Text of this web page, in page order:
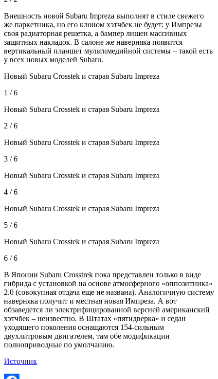
Внешность новой Subaru Impreza выполнят в стиле свежего
же паркетника, но его клоном хэтчбек не будет: у Импрезы
своя радиаторная решетка, а бампер лишен массивных
защитных накладок. В салоне же наверняка появится
вертикальный планшет мультимедийной системы – такой есть
у всех новых моделей Subaru.
Новый Subaru Crosstek и старая Subaru Impreza
1 / 6
Новый Subaru Crosstek и старая Subaru Impreza
2 / 6
Новый Subaru Crosstek и старая Subaru Impreza
3 / 6
Новый Subaru Crosstek и старая Subaru Impreza
4 / 6
Новый Subaru Crosstek и старая Subaru Impreza
5 / 6
Новый Subaru Crosstek и старая Subaru Impreza
6 / 6
В Японии Subaru Crosstrek пока представлен только в виде
гибрида с установкой на основе атмосферного «оппозитника»
2.0 (совокупная отдача еще не названа). Аналогичную систему
наверняка получит и местная новая Импреза. А вот
обзаведется ли электрифицированной версией американский
хэтчбек – неизвестно. В Штатах «пятидверка» и седан
уходящего поколения оснащаются 154-сильным
двухлитровым двигателем, там обе модификации
полноприводные по умолчанию.
Источник